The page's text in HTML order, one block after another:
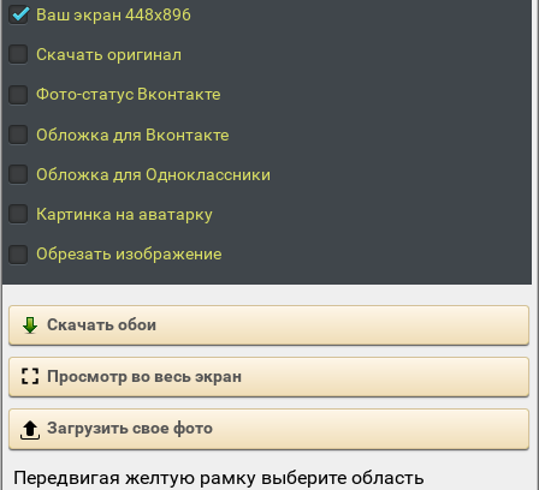
Ваш экран 448x896
Скачать оригинал
Фото-статус Вконтакте
Обложка для Вконтакте
Обложка для Одноклассники
Картинка на аватарку
Обрезать изображение
Скачать обои
Просмотр во весь экран
Загрузить свое фото
Передвигая желтую рамку выберите область